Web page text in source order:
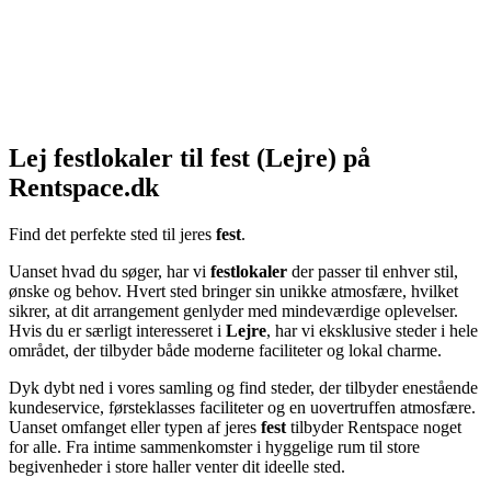
Lej festlokaler til fest (Lejre) på
Rentspace.dk
Find det perfekte sted til jeres fest.
Uanset hvad du søger, har vi festlokaler der passer til enhver stil,
ønske og behov. Hvert sted bringer sin unikke atmosfære, hvilket
sikrer, at dit arrangement genlyder med mindeværdige oplevelser.
Hvis du er særligt interesseret i Lejre, har vi eksklusive steder i hele
området, der tilbyder både moderne faciliteter og lokal charme.
Dyk dybt ned i vores samling og find steder, der tilbyder enestående
kundeservice, førsteklasses faciliteter og en uovertruffen atmosfære.
Uanset omfanget eller typen af jeres fest tilbyder Rentspace noget
for alle. Fra intime sammenkomster i hyggelige rum til store
begivenheder i store haller venter dit ideelle sted.